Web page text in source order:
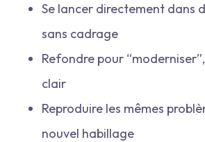
Se lancer directement dans
sans cadrage
Refondre pour
clair
Reproduire les mêmes
nouvel habillage